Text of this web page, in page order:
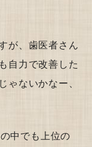
が、歯医者さん
自力で改善した
ないかなー、
中でも上位の